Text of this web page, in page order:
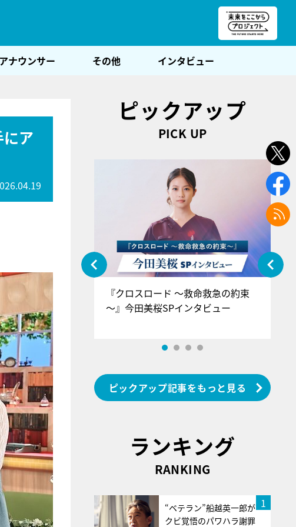
アナウンサー その他 インタビュー
ア
ピックアップ
PICK UP
みんぐ』＝LOV
木舞香SPインタ
『クロスロード ～救命救急の約束
～』今田美桜SPインタビュー
ピックアップ記事をもっと見る
ランキング
RANKING
1
“ベテラン”船越英一郎が
クビ覚悟のパワハラ謝罪